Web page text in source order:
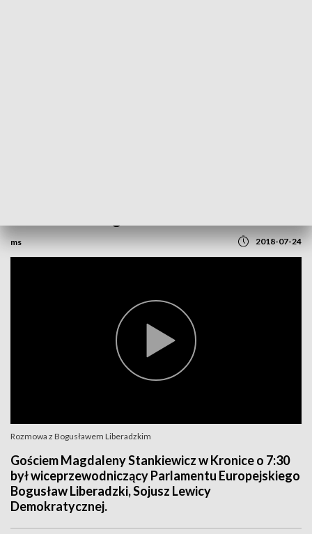
ms 2018-07-24
Rozmowa z Bogusławem Liberadzkim
Gościem Magdaleny Stankiewicz w Kronice o 7:30
był wiceprzewodniczący Parlamentu Europejskiego
Bogusław Liberadzki, Sojusz Lewicy
Demokratycznej.